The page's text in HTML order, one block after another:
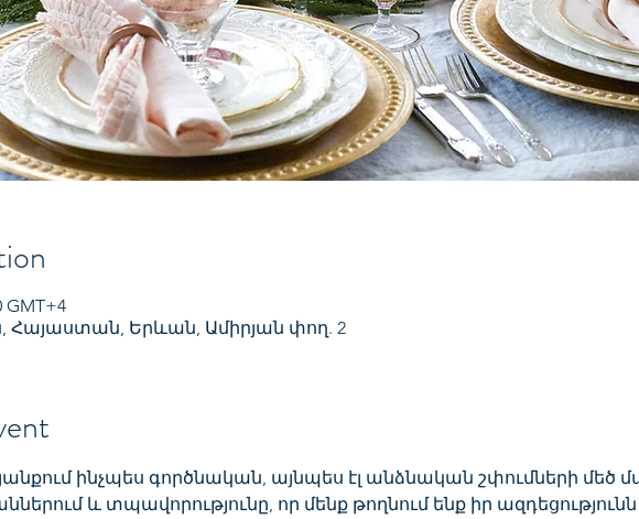
GMT+4
Հայաստան, Երևան, Ամիրյան փող. 2
ինչպես գործնական, այնպես էլ անձնական շփումների մեծ
և տպավորությունը, որ մենք թողնում ենք իր ազդեցությունն